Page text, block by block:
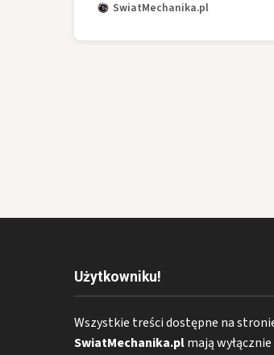
SwiatMechanika.pl
Użytkowniku!
Wszystkie treści dostępne na
SwiatMechanika.plmają wyłącznie